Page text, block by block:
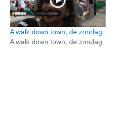
A walk down town, de zondag
A walk down town, de zondag